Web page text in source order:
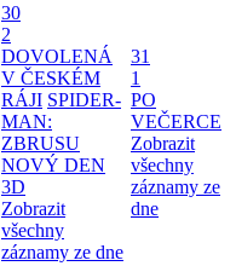
30
2
DOVOLENÁ
V ČESKÉM
RÁJI SPIDER-
MAN:
ZBRUSU
NOVÝ DEN
3D
Zobrazit
všechny
záznamy ze dne
31
1
PO
VEČERCE
Zobrazit
všechny
záznamy ze
dne